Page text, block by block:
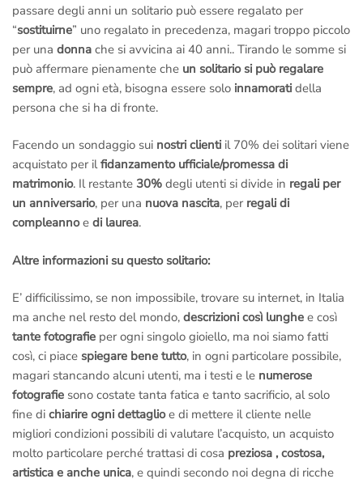
passare degli anni un solitario può essere regalato per
“sostituirne” uno regalato in precedenza, magari troppo piccolo
per una donna che si avvicina ai 40 anni.. Tirando le somme si
può affermare pienamente che un solitario si può regalare
sempre, ad ogni età, bisogna essere solo innamorati della
persona che si ha di fronte.
Facendo un sondaggio sui nostri clienti il 70% dei solitari viene
acquistato per ilfidanzamento ufficiale/promessa di
matrimonio. Il restante 30% degli utenti si divide in regali per
un anniversario, per una nuova nascita, per regali di
compleannoe di laurea.
Altre informazioni su questo solitario:
E’ difficilissimo, se non impossibile, trovare su internet, in Italia
ma anche nel resto del mondo, descrizioni così lunghe e così
tante fotografie per ogni singolo gioiello, ma noi siamo fatti
così, ci piace spiegare bene tutto, in ogni particolare possibile,
magari stancando alcuni utenti, ma i testi e le numerose
fotografie sono costate tanta fatica e tanto sacrificio, al solo
fine di chiarire ogni dettaglioe di mettere il cliente nelle
migliori condizioni possibili di valutare l’acquisto, un acquisto
molto particolare perché trattasi di cosa preziosa , costosa,
artistica e anche unica, e quindi secondo noi degna di ricche